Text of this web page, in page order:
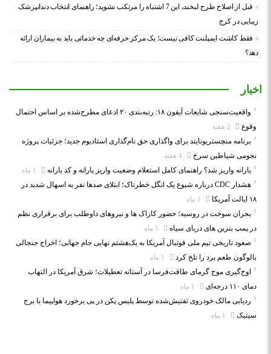
قبل از اصلاح طرح لبخند، این 7 اشتباه را مرتکب نشوید؛ راهنمای انتخاب دندانپزشک
زیبایی در کرج
فقط کاشت ایمپلنت کافی نیست؛ یک مرکز حرفه‌ای چه خدماتی باید به بیماران ارائه
دهد؟
اخبار
واقعیت‌سنجی شایعات آیفون ۱۸: رتبه‌بندی ۲۰ ادعای مطرح‌شده بر اساس احتمال
وقوع
برنامه منچستریونایتد برای واگذاری حق نام‌گذاری استادیوم جدید؛ جزئیات پروژه
نجومی شیاطین سرخ
یارانه واریز شد؟ راهنمای کامل استعلام وضعیت واریز یارانه و کد یارانه
هشدار CDC درباره شیوع یک انگل خطرناک؛ ابتلای صدها نفر به اسهال شدید در
۱۸ ایالت آمریکا
بحران سوخت در روسیه؛ حضور کازاک‌ ها و نیروهای داوطلب برای برقراری نظم
در پمپ بنزین‌ های دریای سیاه
صعود تاریخی تیم ملی فوتبال آمریکا به یک‌هشتم نهایی جام جهانی؛ اخراج جنجالی
بالوگون طعم برد را تلخ کرد
اوج‌گیری موج گرمای طاقت‌فرسا در آستانه تعطیلات؛ شرق آمریکا در التهاب
دمای ۱۱۰ درجه‌ای
ردیابی مالک خودروی تفتیش‌شده توسط پلیس پکن در پی برخورد هواپیما با برج
سیتیک